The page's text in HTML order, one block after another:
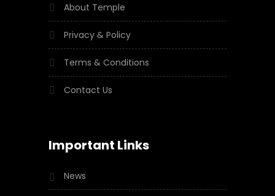
About Temple
Privacy & Policy
Terms & Conditions
Contact Us
Important Links
News